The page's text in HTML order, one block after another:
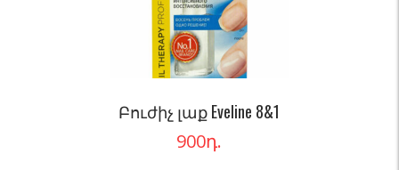
Բուժիչ լաք Eveline 8&1
900դ.